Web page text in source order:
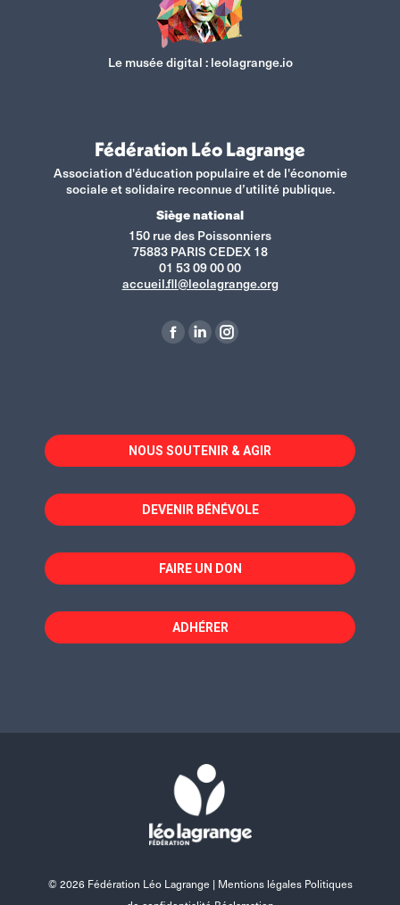
Le musée digital :leolagrange.io
Fédération Léo Lagrange
Association d'éducation populaire et de l'économie
sociale et solidaire reconnue d’utilité publique.
Siège national
150 rue des Poissonniers
75883 PARIS CEDEX 18
01 53 09 00 00
accueil.fll@leolagrange.org
La
dans
une
fenêtre
La
dans
une
fenêtre
La
dans
une
fenêtre
NOUS SOUTENIR & AGIR
DEVENIR BÉNÉVOLE
FAIRE UN DON
ADHÉRER
© 2026 Fédération Léo Lagrange | Mentions légales Politiques